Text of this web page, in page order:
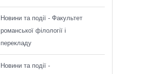
Новини та події - Факультет
романської філології і
перекладу
Новини та події -